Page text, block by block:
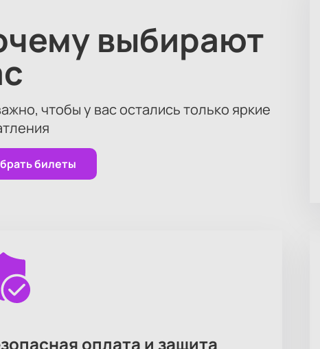
о программе, правилах посещения и помогут выбрать
выбирают
чтобы у вас остались только яркие
билеты
оплата и защита